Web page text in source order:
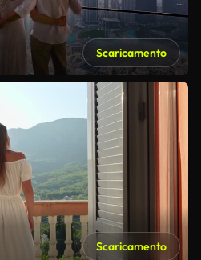
Scaricamento
Scaricamento